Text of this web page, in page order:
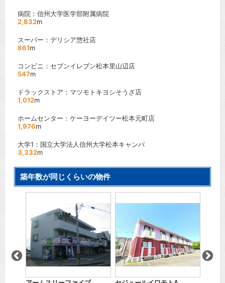
病院：信州大学医学部附属病院
2,832m
スーパー：デリシア惣社店
861m
コンビニ：セブンイレブン松本里山辺店
547m
ドラックストア：マツモトキヨシそうざ店
1,012m
ホームセンター：ケーヨーデイツー松本元町店
1,976m
大学1：国立大学法人信州大学松本キャンパ
3,332m
築年数が同じくらいの物件